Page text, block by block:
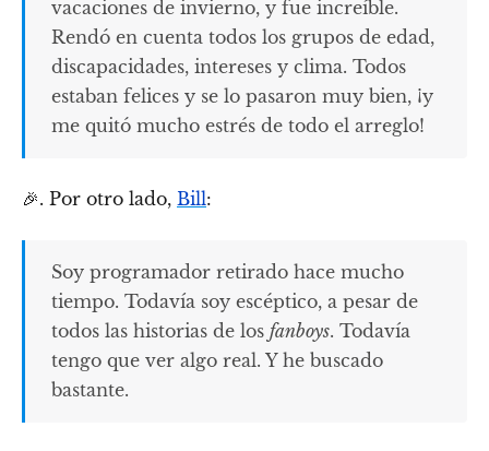
vacaciones de invierno, y fue increíble.
Rendó en cuenta todos los grupos de edad,
discapacidades, intereses y clima. Todos
estaban felices y se lo pasaron muy bien, ¡y
me quitó mucho estrés de todo el arreglo!
🎉. Por otro lado, Bill:
Soy programador retirado hace mucho
tiempo. Todavía soy escéptico, a pesar de
todos las historias de los fanboys. Todavía
tengo que ver algo real. Y he buscado
bastante.